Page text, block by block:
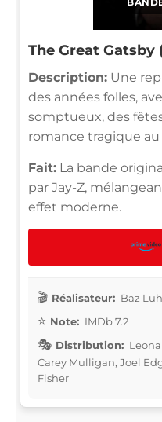
The Great Gatsby
Description: Une
des années folles,
somptueux, des
romance tragique
Fait: La bande
par Jay-Z,
effet moderne.
Réalisateur: Baz
Note: IMDb 7.2
Distribution:
Carey Mulligan, Joel
Fisher